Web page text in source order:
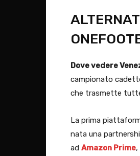
Dove vedere
campionato
che trasmette
La prima
nata una
ad Amazon Prime,